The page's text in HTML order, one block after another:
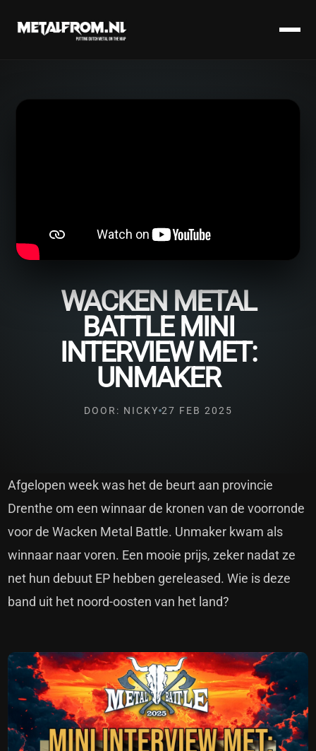
WACKEN METAL
BATTLE MINI
INTERVIEW MET:
UNMAKER
DOOR: NICKY 27 FEB 2025
Afgelopen week was het de beurt aan provincie
Drenthe om een winnaar de kronen van de voorronde
voor de Wacken Metal Battle. Unmaker kwam als
winnaar naar voren. Een mooie prijs, zeker nadat ze
net hun debuut EP hebben gereleased. Wie is deze
band uit het noord-oosten van het land?